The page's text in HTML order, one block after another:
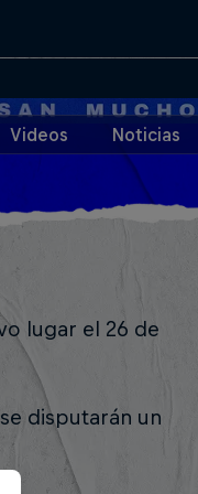
Videos Noticias
lugar el 26 de
disputarán un